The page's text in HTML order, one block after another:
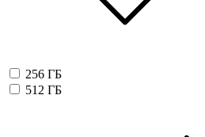
256 ГБ
512 ГБ